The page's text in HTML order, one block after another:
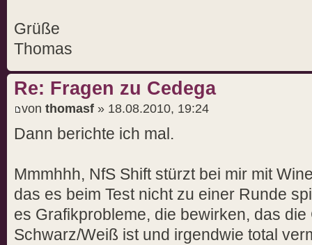
Grüße
Thomas
Re: Fragen zu Cedega
von thomasf » 18.08.2010, 19:24
Dann berichte ich mal.
Mmmhhh, NfS Shift stürzt bei mir mit
das es beim Test nicht zu einer Runde
es Grafikprobleme, die bewirken, das
Schwarz/Weiß ist und irgendwie total